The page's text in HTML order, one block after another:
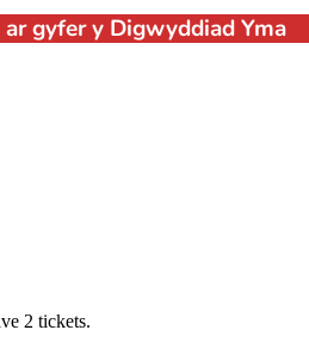
gyfer y Digwyddiad Yma